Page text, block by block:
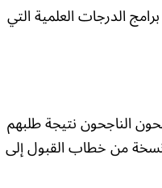
الدرجات العلمية التي
المرشحون الناجحون نتيجة طلبهم
تقديم نسخة من خطاب القبول إلى